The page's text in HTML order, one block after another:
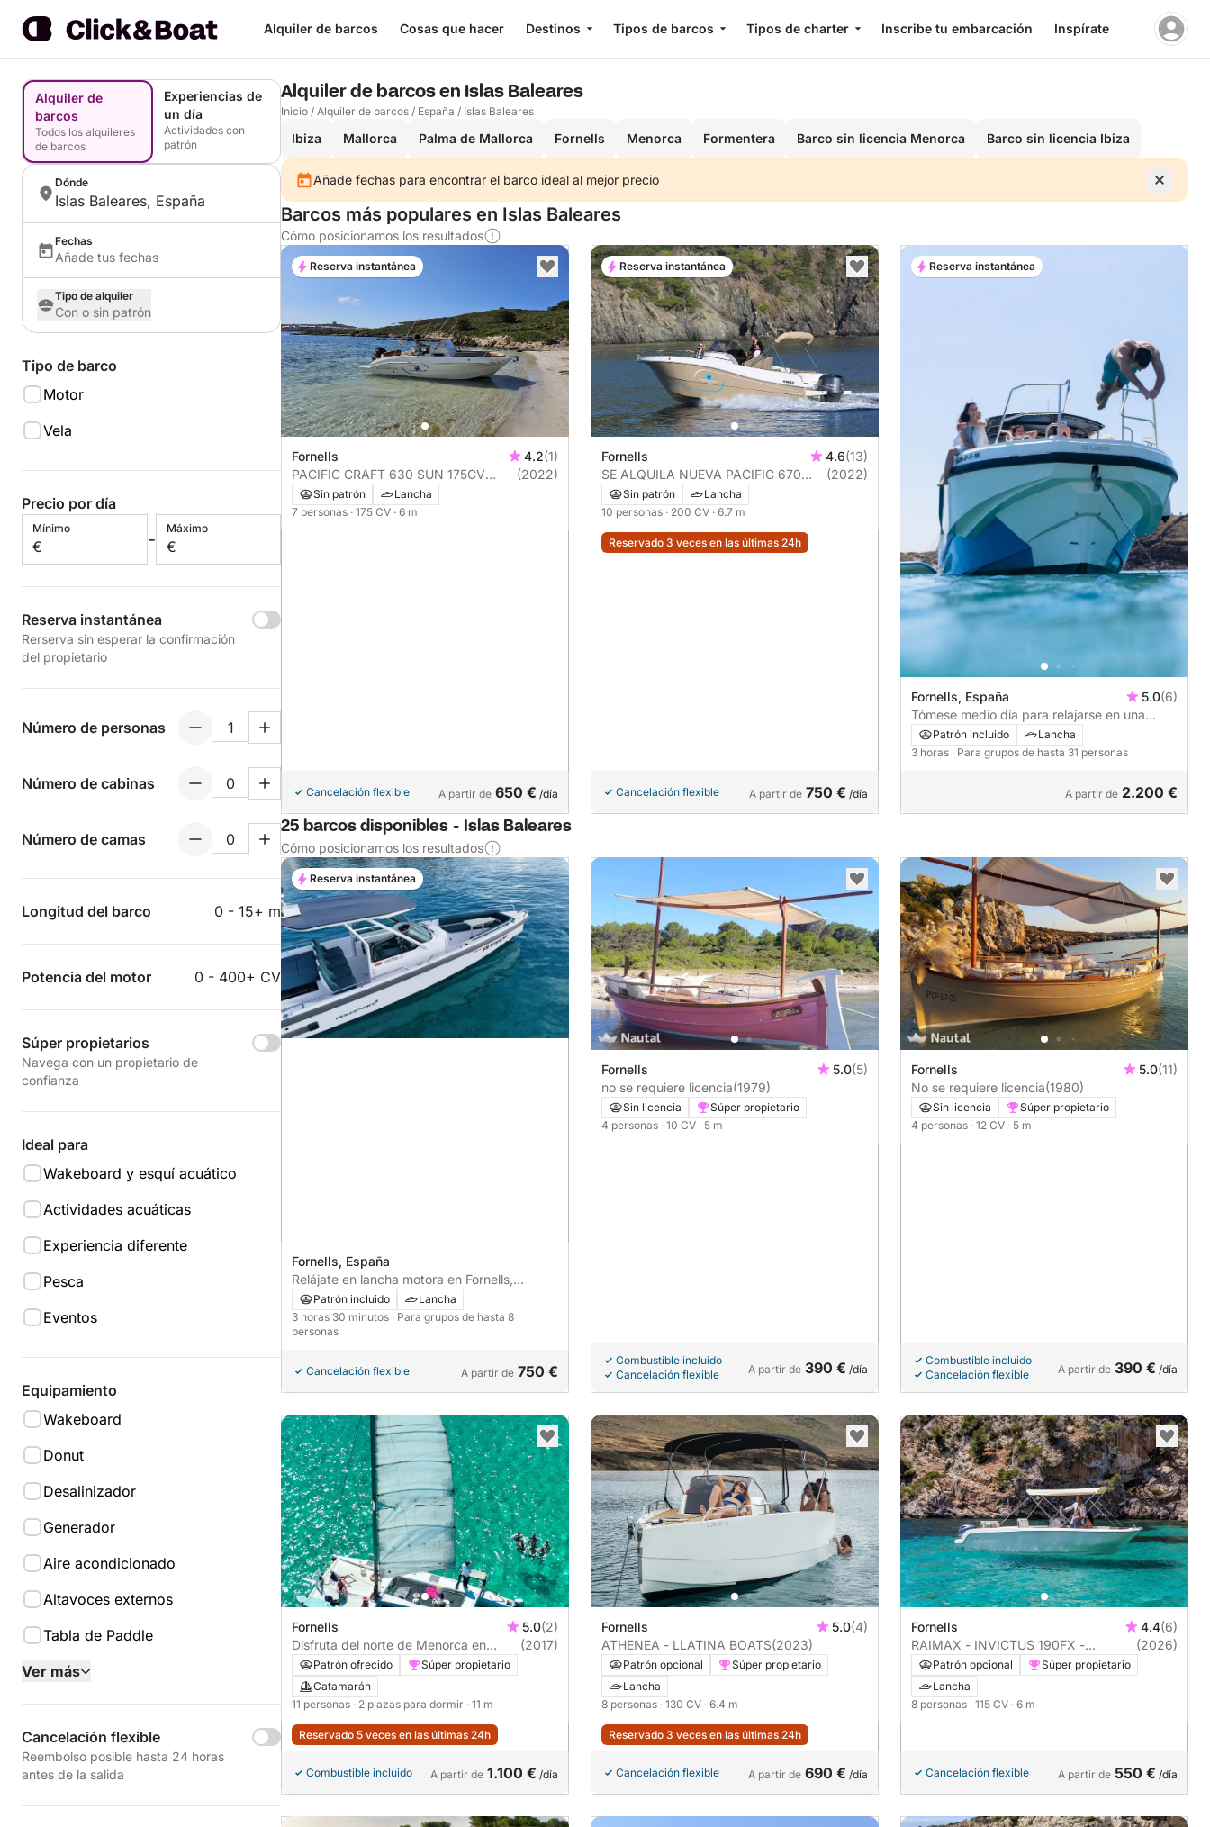
Alquiler de barcos Cosas que hacer Destinos Tipos de barcos Tipos de charter Inscribe tu embarcación Inspírate
Alquiler de
barcos
Todos los alquileres
de barcos
Experiencias de
un día
Actividades con
patrón
Dónde
Islas Baleares, España
Fechas
Añade tus fechas
Tipo de alquiler
Con o sin patrón
Tipo de barco
Motor
Vela
Precio por día
Mínimo
€ -
Máximo
€
Reserva instantánea
Rerserva sin esperar la confirmación
del propietario
Número de personas
Número de cabinas
Número de camas
Longitud del barco 0 - 15+ m
Potencia del motor 0 - 400+ CV
Súper propietarios
Navega con un propietario de
confianza
Ideal para
Wakeboard y esquí acuático
Actividades acuáticas
Experiencia diferente
Pesca
Eventos
Equipamiento
Wakeboard
Donut
Desalinizador
Generador
Aire acondicionado
Altavoces externos
Tabla de Paddle
Ver más
Cancelación flexible
Reembolso posible hasta 24 horas
antes de la salida
Alquiler de barcos en Islas Baleares
Inicio / Alquiler de barcos / España / Islas Baleares
Ibiza Mallorca Palma de Mallorca Fornells Menorca Formentera Barco sin licencia Menorca Barco sin licencia Ibiza
Añade fechas para encontrar el barco ideal al mejor precio
Barcos más populares en Islas Baleares
Cómo posicionamos los resultados
Fornells 4.2(1)
PACIFIC CRAFT 630 SUN 175CV
(TITULIN)
(2022)
Sin patrón
Lancha
7 personas · 175 CV · 6 m
Cancelación flexible A partir de 650 € /día
Reserva instantánea
Fornells 4.6(13)
SE ALQUILA NUEVA PACIFIC 670
(2022)
(2022)
Sin patrón
Lancha
10 personas · 200 CV · 6.7 m
Reservado 3 veces en las últimas 24h
Cancelación flexible A partir de 750 € /día
Reserva instantánea
Fornells, España 5.0(6)
Tómese medio día para relajarse en una
lancha motora en Fornells, Menorca.
Patrón incluido
Lancha
3 horas · Para grupos de hasta 31 personas
A partir de 2.200 €
Reserva instantánea
25 barcos disponibles - Islas Baleares
Cómo posicionamos los resultados
Fornells, España
Relájate en lancha motora en Fornells,
Menorca durante 3h
Patrón incluido
Lancha
3 horas 30 minutos · Para grupos de hasta 8
personas
Cancelación flexible A partir de 750 €
Reserva instantánea
Fornells 5.0(5)
no se requiere licencia(1979)
Sin licencia
Súper propietario
4 personas · 10 CV · 5 m
Combustible incluido
Cancelación flexible
A partir de 390 € /día
Fornells 5.0(11)
No se requiere licencia(1980)
Sin licencia
Súper propietario
4 personas · 12 CV · 5 m
Combustible incluido
Cancelación flexible
A partir de 390 € /día
Fornells 5.0(2)
Disfruta del norte de Menorca en
Catamarán,... estable cómodo.
(2017)
Patrón ofrecido
Súper propietario
Catamarán
11 personas · 2 plazas para dormir · 11 m
Reservado 5 veces en las últimas 24h
Combustible incluido A partir de 1.100 € /día
Fornells 5.0(4)
ATHENEA - LLATINA BOATS(2023)
Patrón opcional
Súper propietario
Lancha
8 personas · 130 CV · 6.4 m
Reservado 3 veces en las últimas 24h
Cancelación flexible A partir de 690 € /día
Fornells 4.4(6)
RAIMAX - INVICTUS 190FX -
LLATINA BOATS
(2026)
Patrón opcional
Súper propietario
Lancha
8 personas · 115 CV · 6 m
Cancelación flexible A partir de 550 € /día